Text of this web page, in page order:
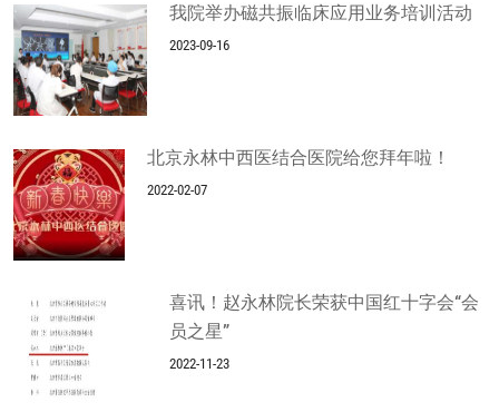
我院举办磁共振临床应用业务培训活动
2023-09-16
北京永林中西医结合医院给您拜年啦！
2022-02-07
喜讯！赵永林院长荣获中国红十字会“会
员之星”
2022-11-23